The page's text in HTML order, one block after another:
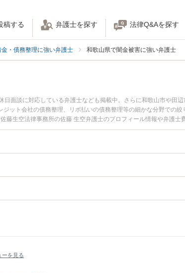
稿する 弁護士を探す 法律Q&Aを探す
・債務整理に強い弁護士 和歌山県で闇金被害に強い弁護士
面談に対応している弁護士なども掲載中。さらに和歌山市や田
ット会社の債務整理、リボ払いの債務整理等の細かな分野での
生空法律事務所の佐藤 生空弁護士のプロフィール情報や弁護士
に相談したい』『闇金被害のトラブル解決の実績豊富な近くの
困りの相談者さんにおすすめです。
ーを見る